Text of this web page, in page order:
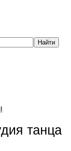
танца